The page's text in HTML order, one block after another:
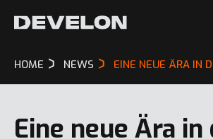
HOME NEWS EINE NEUE ÄRA IN DER
Eine neue Ära in